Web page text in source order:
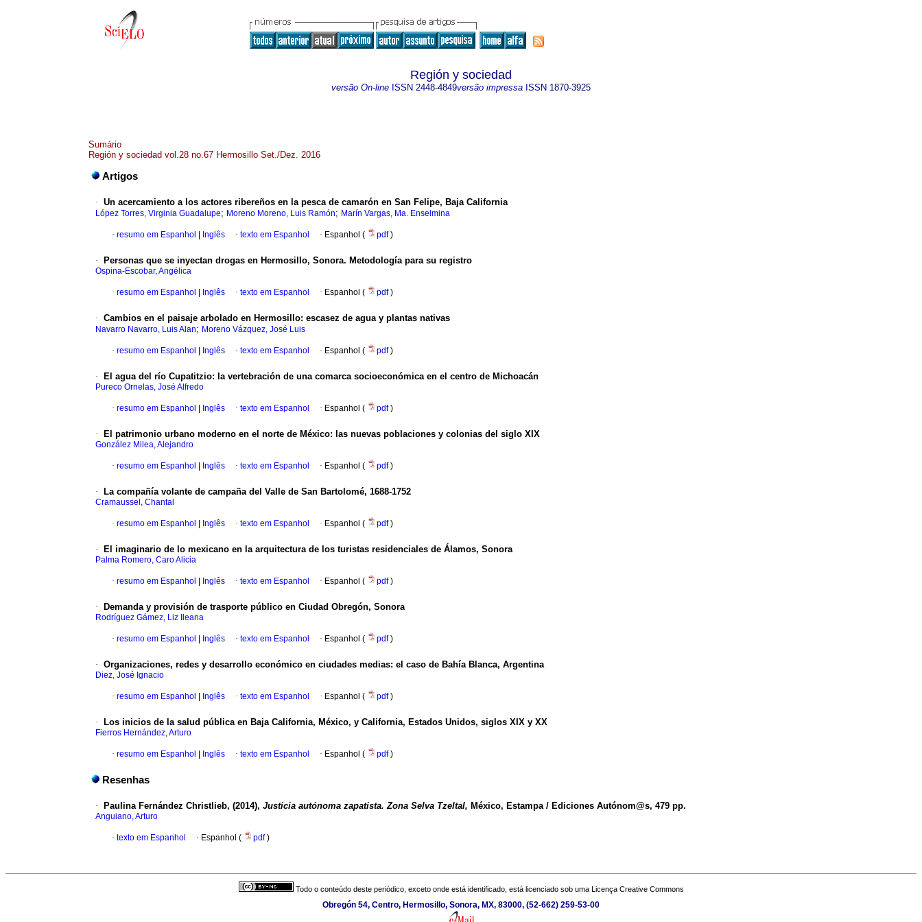
Región y sociedad
versão On-line ISSN 2448-4849versão impressa ISSN 1870-3925
Sumário
Región y sociedad vol.28 no.67 Hermosillo Set./Dez. 2016
Artigos
· Un acercamiento a los actores ribereños en la pesca de camarón en San Felipe, Baja California
López Torres, Virginia Guadalupe; Moreno Moreno, Luis Ramón; Marín Vargas, Ma. Enselmina
· resumo em Espanhol Inglês · texto em Espanhol · Espanhol ( pdf)
· Personas que se inyectan drogas en Hermosillo, Sonora. Metodología para su registro
Ospina-Escobar, Angélica
· resumo em Espanhol Inglês · texto em Espanhol · Espanhol ( pdf)
· Cambios en el paisaje arbolado en Hermosillo: escasez de agua y plantas nativas
Navarro Navarro, Luis Alan; Moreno Vázquez, José Luis
· resumo em Espanhol Inglês · texto em Espanhol · Espanhol ( pdf)
· El agua del río Cupatitzio: la vertebración de una comarca socioeconómica en el centro de Michoacán
Pureco Ornelas, José Alfredo
· resumo em Espanhol Inglês · texto em Espanhol · Espanhol ( pdf)
· El patrimonio urbano moderno en el norte de México: las nuevas poblaciones y colonias del siglo XIX
González Milea, Alejandro
· resumo em Espanhol Inglês · texto em Espanhol · Espanhol ( pdf)
· La compañía volante de campaña del Valle de San Bartolomé, 1688-1752
Cramaussel, Chantal
· resumo em Espanhol Inglês · texto em Espanhol · Espanhol ( pdf)
· El imaginario de lo mexicano en la arquitectura de los turistas residenciales de Álamos, Sonora
Palma Romero, Caro Alicia
· resumo em Espanhol Inglês · texto em Espanhol · Espanhol ( pdf)
· Demanda y provisión de trasporte público en Ciudad Obregón, Sonora
Rodríguez Gámez, Liz Ileana
· resumo em Espanhol Inglês · texto em Espanhol · Espanhol ( pdf)
· Organizaciones, redes y desarrollo económico en ciudades medias: el caso de Bahía Blanca, Argentina
Diez, José Ignacio
· resumo em Espanhol Inglês · texto em Espanhol · Espanhol ( pdf)
· Los inicios de la salud pública en Baja California, México, y California, Estados Unidos, siglos XIX y XX
Fierros Hernández, Arturo
· resumo em Espanhol Inglês · texto em Espanhol · Espanhol ( pdf)
Resenhas
· Paulina Fernández Christlieb, (2014), Justicia autónoma zapatista. Zona Selva Tzeltal, México, Estampa / Ediciones Autónom@s, 479 pp.
Anguiano, Arturo
· texto em Espanhol · Espanhol ( pdf)
Todo o conteúdo deste periódico, exceto onde está identificado, está licenciado sob uma Licença Creative Commons
Obregón 54, Centro, Hermosillo, Sonora, MX, 83000, (52-662) 259-53-00